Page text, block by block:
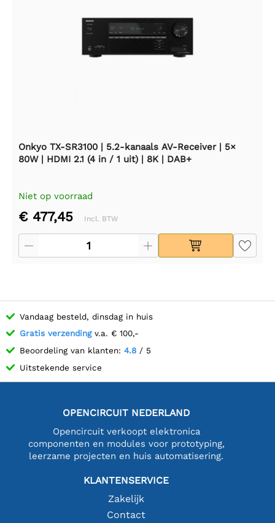
Onkyo TX-SR3100 | 5.2-kanaals AV-Receiver | 5×
80W | HDMI 2.1 (4 in / 1 uit) | 8K | DAB+
Niet op voorraad
€ 477,45 Incl. BTW
Vandaag besteld, dinsdag in huis
Gratis verzendingv.a. € 100,-
Beoordeling van klanten: 4.8 / 5
Uitstekende service
OPENCIRCUIT NEDERLAND
Opencircuit verkoopt elektronica
componenten en modules voor prototyping,
leerzame projecten en huis automatisering.
KLANTENSERVICE
Zakelijk
Contact